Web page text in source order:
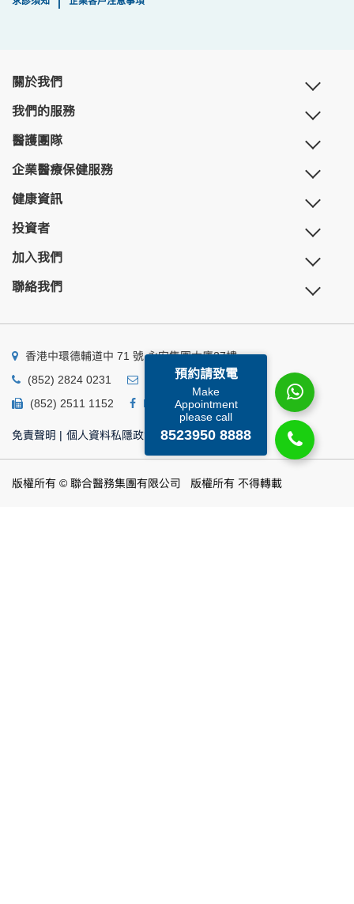
預約請致電
Make
Appointment
please call
8523950 8888
關於我們
我們的服務
醫護團隊
企業醫療保健服務
健康資訊
投資者
加入我們
聯絡我們
香港中環德輔道中 71 號 永安集團大廈27樓
(852) 2824 0231
business@ump.com.hk
(852) 2511 1152
Facebook Linkedin
免責聲明 | 個人資料私隱政策 | 個人資料收集聲明
版權所有 © 聯合醫務集團有限公司 版權所有 不得轉載